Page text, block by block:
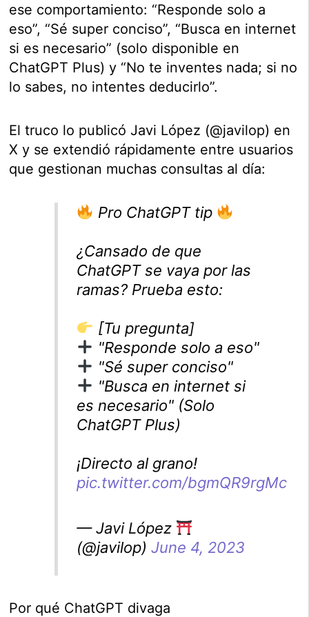
ese comportamiento: “Responde solo a
eso”, “Sé super conciso”, “Busca en internet
si es necesario” (solo disponible en
ChatGPT Plus) y “No te inventes nada; si no
lo sabes, no intentes deducirlo”.
El truco lo publicó Javi López (@javilop) en
X y se extendió rápidamente entre usuarios
que gestionan muchas consultas al día:
Pro ChatGPT tip
¿Cansado de que
ChatGPT se vaya por las
ramas? Prueba esto:
[Tu pregunta]
"Responde solo a eso"
"Sé super conciso"
"Busca en internet si
es necesario" (Solo
ChatGPT Plus)
¡Directo al grano!
pic.twitter.com/bgmQR9rgMc
— Javi López
(@javilop) June 4, 2023
Por qué ChatGPT divaga